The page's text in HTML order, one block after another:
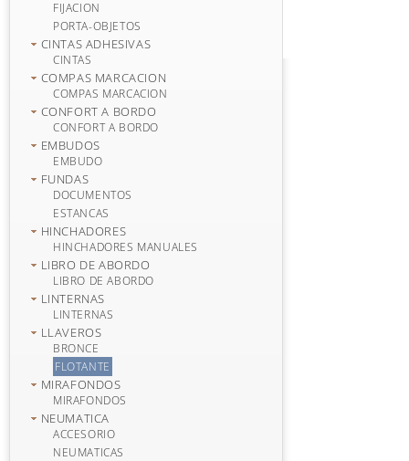
FIJACION
PORTA-OBJETOS
CINTAS ADHESIVAS
CINTAS
COMPAS MARCACION
COMPAS MARCACION
CONFORT A BORDO
CONFORT A BORDO
EMBUDOS
EMBUDO
FUNDAS
DOCUMENTOS
ESTANCAS
HINCHADORES
HINCHADORES MANUALES
LIBRO DE ABORDO
LIBRO DE ABORDO
LINTERNAS
LINTERNAS
LLAVEROS
BRONCE
FLOTANTE
MIRAFONDOS
MIRAFONDOS
NEUMATICA
ACCESORIO
NEUMATICAS